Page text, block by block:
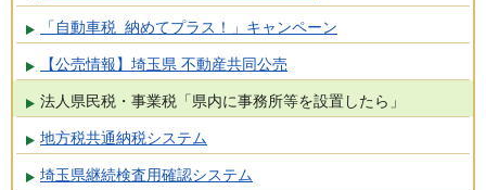
「自動車税 納めてプラス！」キャンペーン
【公売情報】埼玉県 不動産共同公売
法人県民税・事業税「県内に事務所等を設置したら」
地方税共通納税システム
埼玉県継続検査用確認システム